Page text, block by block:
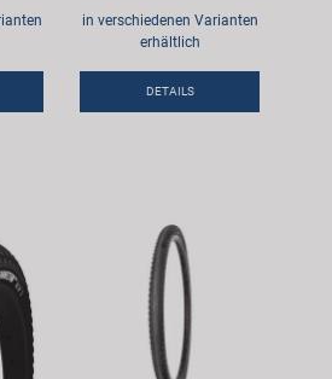
in verschiedenen Varianten
erhältlich
DETAILS